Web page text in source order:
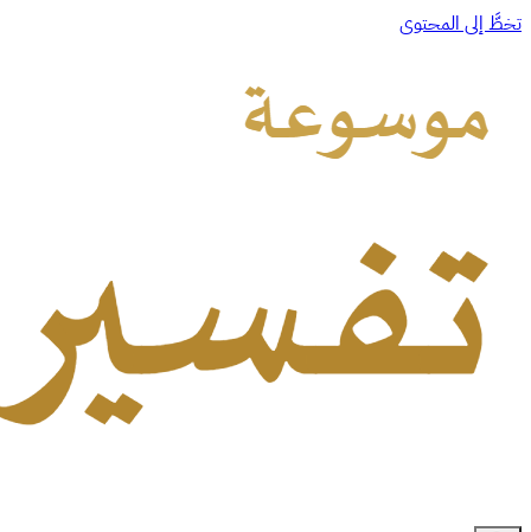
تخطَّ إلى المحتوى